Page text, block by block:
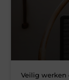
Veilig werken